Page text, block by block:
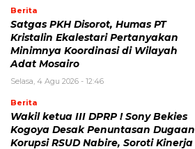
Berita
Satgas PKH Disorot, Humas PT
Kristalin Ekalestari Pertanyakan
Minimnya Koordinasi di Wilayah
Adat Mosairo
Selasa, 4 Agu 2026 - 12:46
Berita
Wakil ketua III DPRP ! Sony Bekies
Kogoya Desak Penuntasan Dugaan
Korupsi RSUD Nabire, Soroti Kinerja